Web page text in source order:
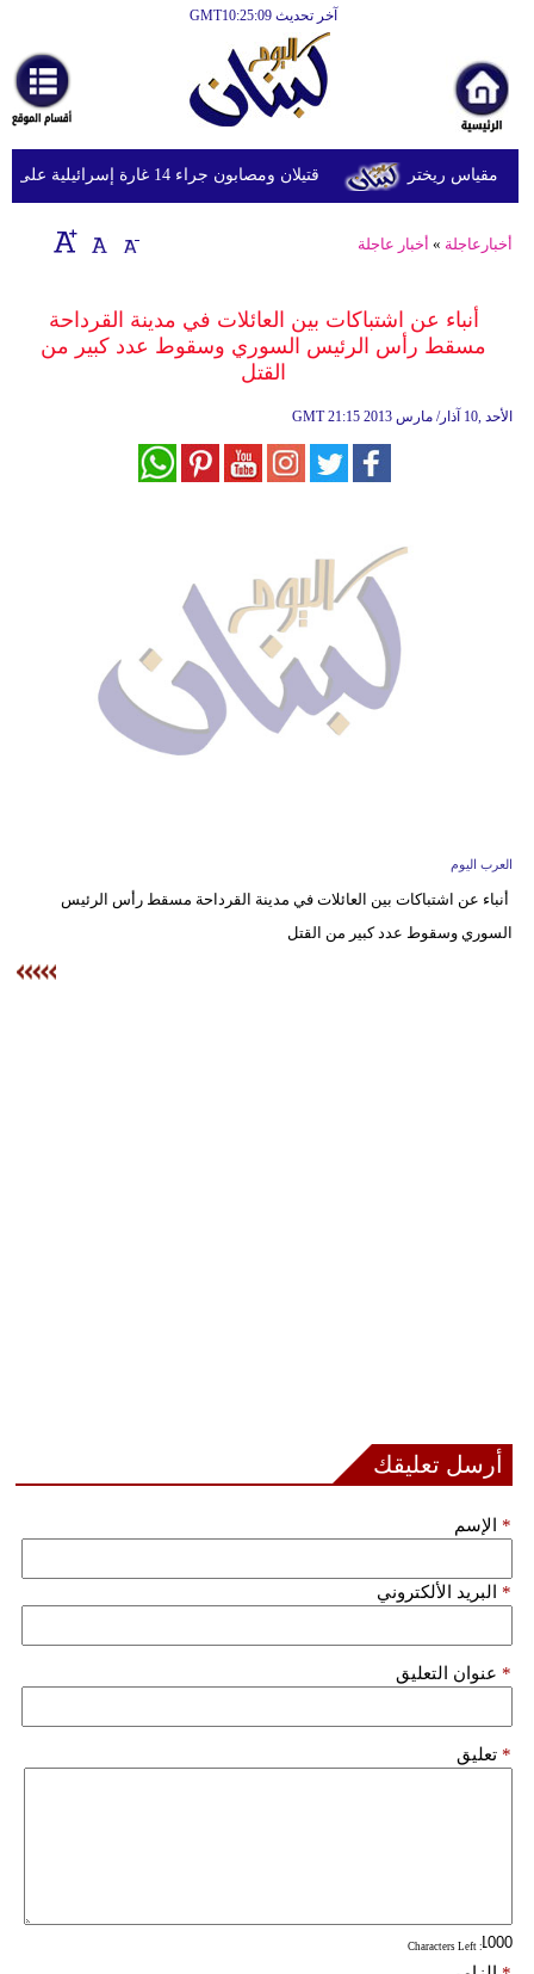
آخر تحديث GMT10:25:09
أخبارعاجلة
رياضة
ثقافة
إقتصاد
وموسيقى
إسلامية
وتكنولوجيا
قتيلان ومصابون جراء 14 غارة إسرائيلية على شرق وجنوب لبنان
أخبارعاجلة » أخبار عاجلة
أنباء عن اشتباكات بين العائلات في مدينة القرداحة
مسقط رأس الرئيس السوري وسقوط عدد كبير من
القتل
GMT 21:15 2013 الأحد ,10 آذار/ مارس
العرب اليوم
أنباء عن اشتباكات بين العائلات في مدينة القرداحة مسقط رأس الرئيس
السوري وسقوط عدد كبير من القتل
أرسل تعليقك
الإسم *
البريد الألكتروني *
عنوان التعليق *
تعليق *
: Characters Left